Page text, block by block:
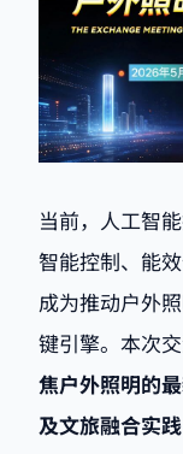
当前，人工智
智能控制、能
成为推动户外
键引擎。本次
焦户外照明的
及文旅融合实